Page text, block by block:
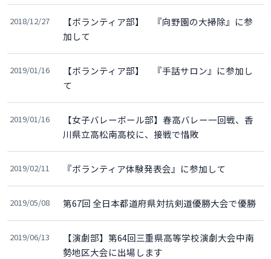
2018/12/27
【ボランティア部】 『向野園の大掃除』に参
加して
2019/01/16
【ボランティア部】 『手話サロン』に参加し
て
2019/01/16
【女子バレーボール部】春高バレー一回戦、香
川県立高松南高校に、接戦で惜敗
2019/02/11 『ボランティア体験発表会』に参加して
2019/05/08 第67回 全日本都道府県対抗剣道優勝大会で優勝
2019/06/13
【演劇部】第64回三重県高等学校演劇大会中南
勢地区大会に出場します